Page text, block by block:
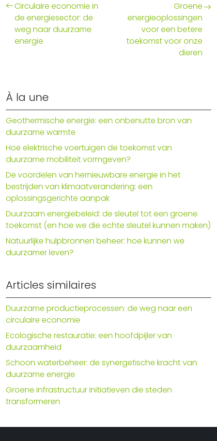
Circulaire economie in
de energiesector: de
weg naar duurzame
energie
Groene
energieoplossingen
voor een betere
toekomst voor onze
dieren
À la une
Geothermische energie: een onbenutte bron van
duurzame warmte
Hoe elektrische voertuigen de toekomst van
duurzame mobiliteit vormgeven?
De voordelen van hernieuwbare energie in het
bestrijden van klimaatverandering: een
oplossingsgerichte aanpak
Duurzaam energiebeleid: de sleutel tot een groene
toekomst (en hoe we die echte sleutel kunnen maken)
Natuurlijke hulpbronnen beheer: hoe kunnen we
duurzamer leven?
Articles similaires
Duurzame productieprocessen: de weg naar een
circulaire economie
Ecologische restauratie: een hoofdpijler van
duurzaamheid
Schoon waterbeheer: de synergetische kracht van
duurzame energie
Groene infrastructuur initiatieven die steden
transformeren